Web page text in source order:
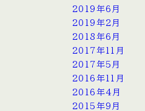
2019年6月
2019年2月
2018年6月
2017年11月
2017年5月
2016年11月
2016年4月
2015年9月